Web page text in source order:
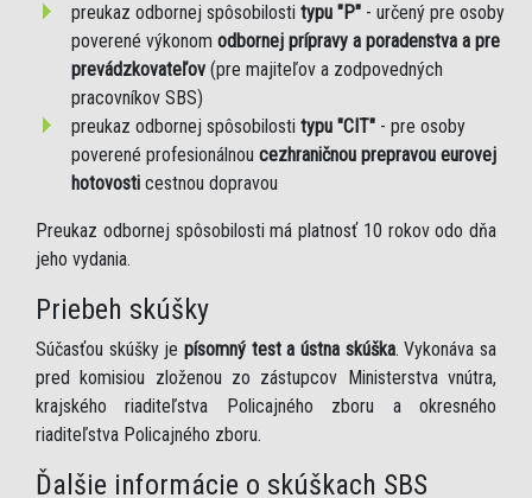
preukaz odbornej spôsobilosti typu "P" - určený pre osoby
poverené výkonom odbornej prípravy a poradenstva a pre
prevádzkovateľov (pre majiteľov a zodpovedných
pracovníkov SBS)
preukaz odbornej spôsobilosti typu "CIT" - pre osoby
poverené profesionálnou cezhraničnou prepravou eurovej
hotovosti cestnou dopravou
Preukaz odbornej spôsobilosti má platnosť 10 rokov odo dňa
jeho vydania.
Priebeh skúšky
Súčasťou skúšky je písomný test a ústna skúška. Vykonáva sa
pred komisiou zloženou zo zástupcov Ministerstva vnútra,
krajského riaditeľstva Policajného zboru a okresného
riaditeľstva Policajného zboru.
Ďalšie informácie o skúškach SBS